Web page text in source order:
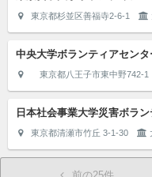
東京都杉並区善福寺2-6-1
中央大学ボランティアセンタ
東京都八王子市東中野742-1
日本社会事業大学災害ボラ
東京都清瀬市竹丘 3-1-30